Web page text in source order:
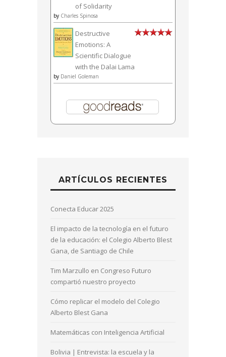
of Solidarity
by Charles Spinosa
Destructive
Emotions: A
Scientific Dialogue
with the Dalai Lama
by Daniel Goleman
ARTÍCULOS RECIENTES
Conecta Educar 2025
El impacto de la tecnología en el futuro
de la educación: el Colegio Alberto Blest
Gana, de Santiago de Chile
Tim Marzullo en Congreso Futuro
compartió nuestro proyecto
Cómo replicar el modelo del Colegio
Alberto Blest Gana
Matemáticas con Inteligencia Artificial
Bolivia | Entrevista: la escuela y la